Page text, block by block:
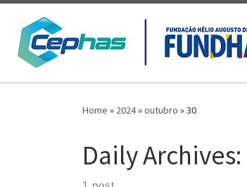
Skip to content
Home » 2024»outubro »30
Daily Archives: